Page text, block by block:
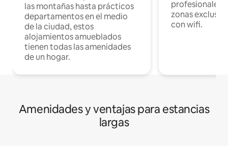
las montañas hasta prácticos
departamentos en el medio
de la ciudad, estos
alojamientos amueblados
tienen todas las amenidades
de un hogar.
profesionales
zonas
con wifi.
Amenidades y ventajas para estancias
largas